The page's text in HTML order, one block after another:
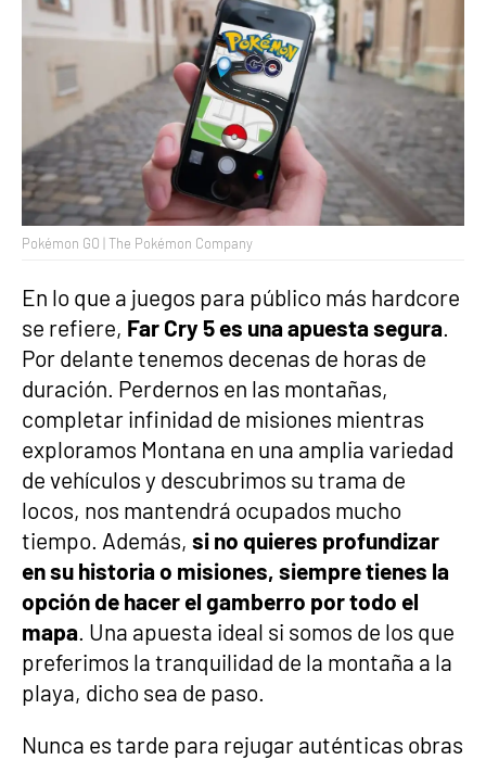
Pokémon GO | The Pokémon Company
En lo que a juegos para público más hardcore
se refiere, Far Cry 5 es una apuesta segura.
Por delante tenemos decenas de horas de
duración. Perdernos en las montañas,
completar infinidad de misiones mientras
exploramos Montana en una amplia variedad
de vehículos y descubrimos su trama de
locos, nos mantendrá ocupados mucho
tiempo. Además, si no quieres profundizar
en su historia o misiones, siempre tienes la
opción de hacer el gamberro por todo el
mapa. Una apuesta ideal si somos de los que
preferimos la tranquilidad de la montaña a la
playa, dicho sea de paso.
Nunca es tarde para rejugar auténticas obras